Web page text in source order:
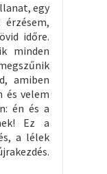
egy
időre.
minden
amiben
és velem
én és a
Ez a
a lélek